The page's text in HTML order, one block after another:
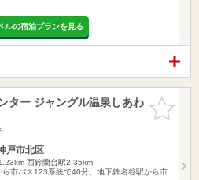
ルの宿泊プランを見る
お気に入
りに追加
ター ジャングル温泉しあわ
戸市北区
西鈴蘭台駅2.35km
ら市バス123系統で40分、地下鉄名谷駅から市